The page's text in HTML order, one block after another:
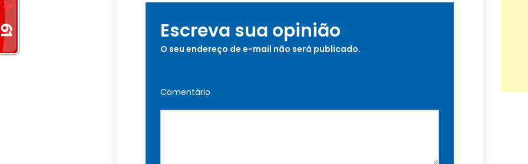
Escreva sua opinião
O seu endereço de e-mail não será publicado.
Comentário